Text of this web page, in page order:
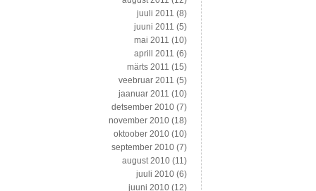
juuli 2011 (8)
juuni 2011 (5)
mai 2011 (10)
aprill 2011 (6)
märts 2011 (15)
veebruar 2011 (5)
jaanuar 2011 (10)
detsember 2010 (7)
november 2010 (18)
oktoober 2010 (10)
september 2010 (7)
august 2010 (11)
juuli 2010 (6)
juuni 2010 (12)